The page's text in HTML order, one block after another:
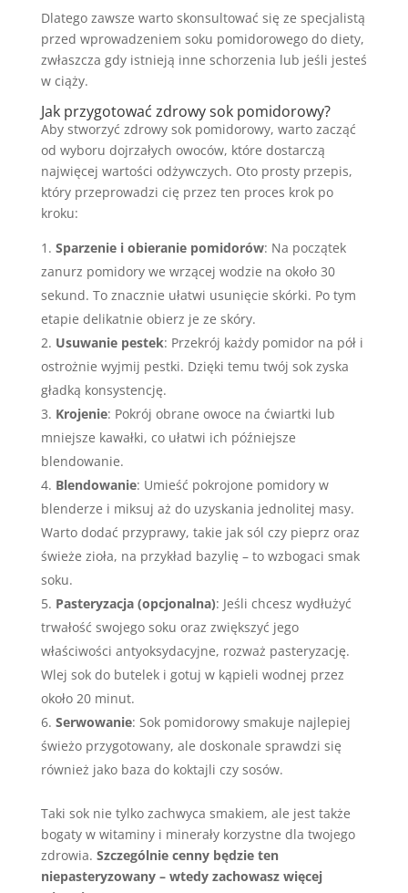
Dlatego zawsze warto skonsultować się ze specjalistą
przed wprowadzeniem soku pomidorowego do diety,
zwłaszcza gdy istnieją inne schorzenia lub jeśli jesteś
w ciąży.
Jak przygotować zdrowy sok pomidorowy?
Aby stworzyć zdrowy sok pomidorowy, warto zacząć
od wyboru dojrzałych owoców, które dostarczą
najwięcej wartości odżywczych. Oto prosty przepis,
który przeprowadzi cię przez ten proces krok po
kroku:
Sparzenie i obieranie pomidorów: Na początek
zanurz pomidory we wrzącej wodzie na około 30
sekund. To znacznie ułatwi usunięcie skórki. Po tym
etapie delikatnie obierz je ze skóry.
Usuwanie pestek: Przekrój każdy pomidor na pół i
ostrożnie wyjmij pestki. Dzięki temu twój sok zyska
gładką konsystencję.
Krojenie: Pokrój obrane owoce na ćwiartki lub
mniejsze kawałki, co ułatwi ich późniejsze
blendowanie.
Blendowanie: Umieść pokrojone pomidory w
blenderze i miksuj aż do uzyskania jednolitej masy.
Warto dodać przyprawy, takie jak sól czy pieprz oraz
świeże zioła, na przykład bazylię – to wzbogaci smak
soku.
Pasteryzacja (opcjonalna): Jeśli chcesz wydłużyć
trwałość swojego soku oraz zwiększyć jego
właściwości antyoksydacyjne, rozważ pasteryzację.
Wlej sok do butelek i gotuj w kąpieli wodnej przez
około 20 minut.
Serwowanie: Sok pomidorowy smakuje najlepiej
świeżo przygotowany, ale doskonale sprawdzi się
również jako baza do koktajli czy sosów.
Taki sok nie tylko zachwyca smakiem, ale jest także
bogaty w witaminy i minerały korzystne dla twojego
zdrowia. Szczególnie cenny będzie ten
niepasteryzowany – wtedy zachowasz więcej